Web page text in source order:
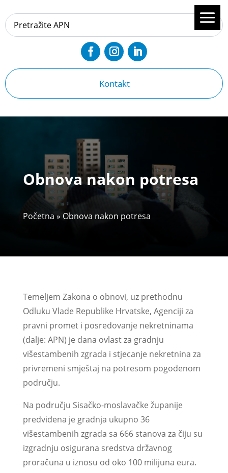
Kontakt
Obnova nakon potresa
Početna» Obnova nakon potresa
Temeljem Zakona o obnovi, uz prethodnu
Odluku Vlade Republike Hrvatske, Agenciji za
pravni promet i posredovanje nekretninama
(dalje: APN) je dana ovlast za gradnju
višestambenih zgrada i stjecanje nekretnina za
privremeni smještaj na potresom pogođenom
području.
Na području Sisačko-moslavačke županije
predviđena je gradnja ukupno 36
višestambenih zgrada sa 666 stanova za čiju su
izgradnju osigurana sredstva državnog
proračuna u iznosu od oko 100 milijuna eura.